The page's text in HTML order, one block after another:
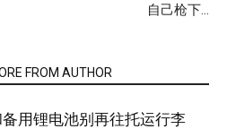
自己枪下…
FROM AUTHOR
用锂电池别再往托运行李